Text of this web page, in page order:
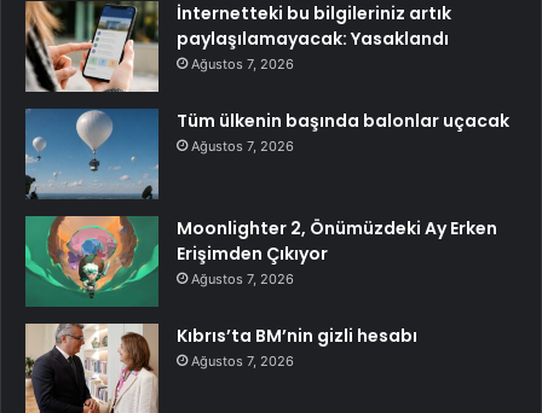
İnternetteki bu bilgileriniz artık
paylaşılamayacak: Yasaklandı
Ağustos 7, 2026
Tüm ülkenin başında balonlar uçacak
Ağustos 7, 2026
Moonlighter 2, Önümüzdeki Ay Erken
Erişimden Çıkıyor
Ağustos 7, 2026
Kıbrıs’ta BM’nin gizli hesabı
Ağustos 7, 2026